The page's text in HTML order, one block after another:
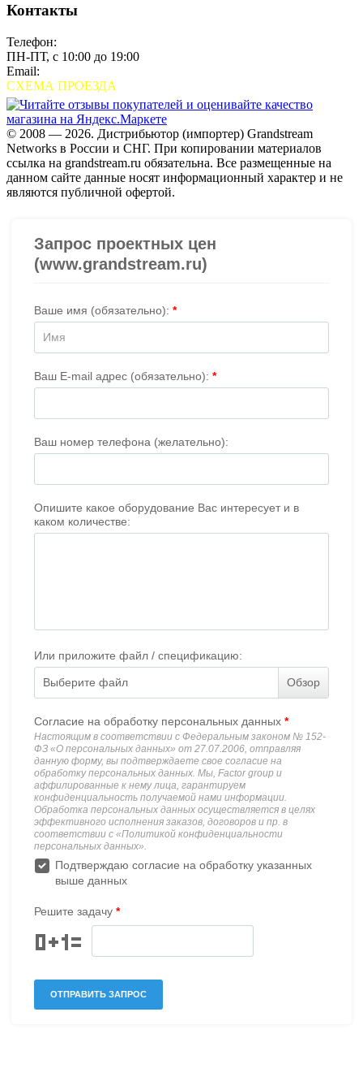
Контакты
Телефон:
ПН-ПТ, с 10:00 до 19:00
Email:
СХЕМА ПРОЕЗДА
© 2008 — 2026. Дистрибьютор (импортер) Grandstream
Networks в России и СНГ. При копировании материалов
ссылка на grandstream.ru обязательна. Все размещенные на
данном сайте данные носят информационный характер и не
являются публичной офертой.